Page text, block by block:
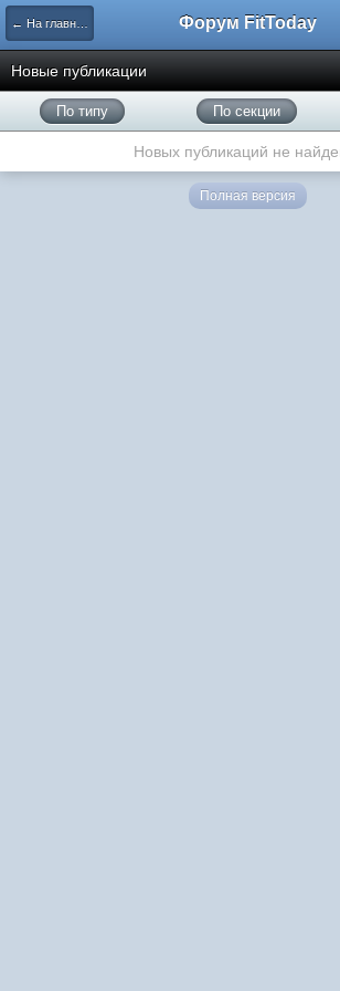
← На главную Форум FitToday
Новые публикации
По типу По секции
Новых публикаций не
Полная версия